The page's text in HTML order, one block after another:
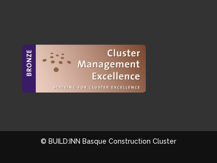
© BUILD:INN Basque Construction Cluster